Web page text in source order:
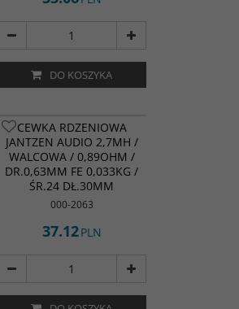
DO KOSZYKA
CEWKA RDZENIOWA
JANTZEN AUDIO 2,7MH /
WALCOWA / 0,89OHM /
DR.0,63MM FE 0,033KG /
ŚR.24 DŁ.30MM
000-2063
37.12PLN